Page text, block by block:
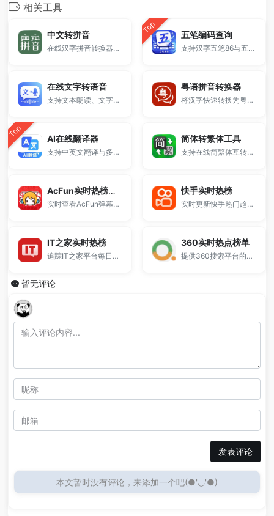
相关工具
中文转拼音
在线汉字拼音转换器工具，方便的把中文转换成有普通话拼音注音的格式，还能查询中文生字的拼音。
Top 五笔编码查询
支持汉字五笔86与五笔98输入法编码查询。
在线文字转语音
支持文本朗读、文字朗读与TTS语音合成，无需下载安装即可在线使用。
粤语拼音转换器
将汉字快速转换为粤语拼音。
Top AI在线翻译器
支持中英文翻译与多语言互译，提供快速准确的翻译结果。
简体转繁体工具
支持在线简繁体互转，一键完成繁体字转换与简体转繁体操作。
AcFun实时热榜工具
实时查看AcFun弹幕视频网站的全站热播内容。
快手实时热榜
实时更新快手热门趋势，帮助您快速了解最新热点资讯、热门视频和网络热议内容。
IT之家实时热榜
追踪IT之家平台每日最热内容的辅助工具。
360实时热点榜单
提供360搜索平台的热搜热词排行榜。
暂无评论
发表评论
本文暂时没有评论，来添加一个吧(●'◡'●)